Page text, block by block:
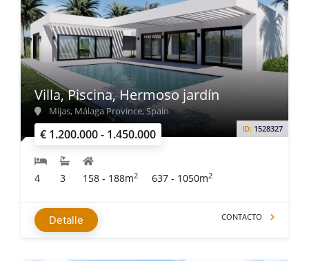
€ 1.200.000 - 1.450.000 ID: 1528327
Villa, Piscina, Hermoso jardín
Mijas, Málaga Province, Spain
4 3 158 - 188m2 637 - 1050m2
Detalle CONTACTO